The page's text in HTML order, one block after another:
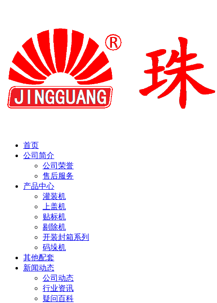
首页
公司简介
公司荣誉
售后服务
产品中心
灌装机
上盖机
贴标机
剔除机
开装封箱系列
码垛机
其他配套
新闻动态
公司动态
行业资讯
疑问百科